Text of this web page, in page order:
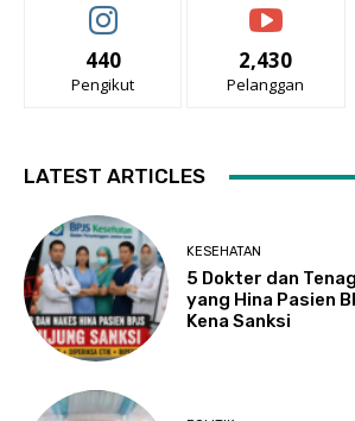
440
Pengikut
2,430
Pelanggan
LATEST ARTICLES
KESEHATAN
5 Dokter dan
yang Hina Pasien
Kena Sanksi